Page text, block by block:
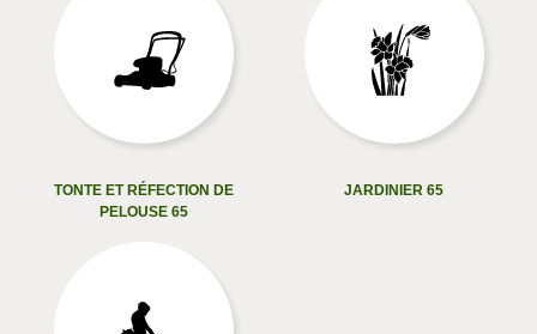
TONTE ET RÉFECTION DE
PELOUSE 65
JARDINIER 65